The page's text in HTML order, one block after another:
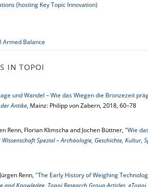
(hosting Key Topic Innovation)
Armed Balance
IN TOPOI
und Wandel – Wie das Wiegen die Bronzezeit
Antike, Mainz: Philipp von Zabern, 2018, 60–78
Renn, Florian Klimscha and Jochen Büttner, "Wie
Spezial – Archäologie, Geschichte, Kultur,
Renn, "The Early History of Weighing
and Knowledge. Topoi Research Group Articles,